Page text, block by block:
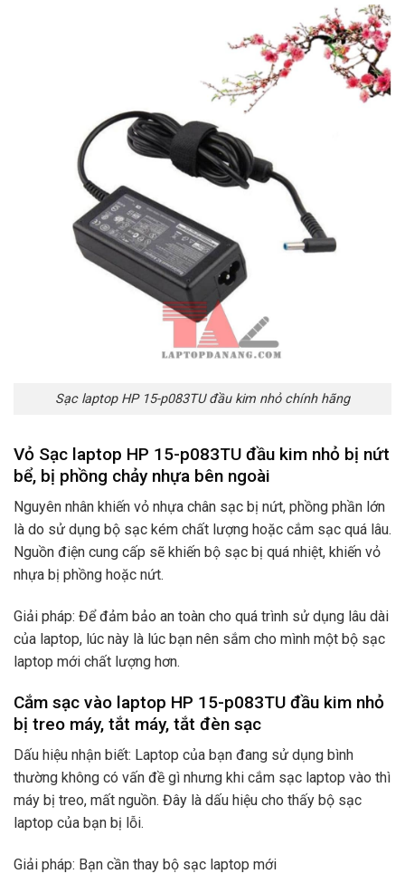
Sạc laptop HP 15-p083TU đầu kim nhỏ chính hãng
Vỏ Sạc laptop HP 15-p083TU đầu kim nhỏ bị nứt
bể, bị phồng chảy nhựa bên ngoài
Nguyên nhân khiến vỏ nhựa chân sạc bị nứt, phồng phần lớn
là do sử dụng bộ sạc kém chất lượng hoặc cắm sạc quá lâu.
Nguồn điện cung cấp sẽ khiến bộ sạc bị quá nhiệt, khiến vỏ
nhựa bị phồng hoặc nứt.
Giải pháp: Để đảm bảo an toàn cho quá trình sử dụng lâu dài
của laptop, lúc này là lúc bạn nên sắm cho mình một bộ sạc
laptop mới chất lượng hơn.
Cắm sạc vào laptop HP 15-p083TU đầu kim nhỏ
bị treo máy, tắt máy, tắt đèn sạc
Dấu hiệu nhận biết: Laptop của bạn đang sử dụng bình
thường không có vấn đề gì nhưng khi cắm sạc laptop vào thì
máy bị treo, mất nguồn. Đây là dấu hiệu cho thấy bộ sạc
laptop của bạn bị lỗi.
Giải pháp: Bạn cần thay bộ sạc laptop mới